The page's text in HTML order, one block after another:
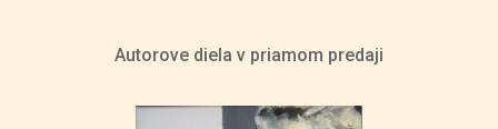
Autorove diela v priamom predaji